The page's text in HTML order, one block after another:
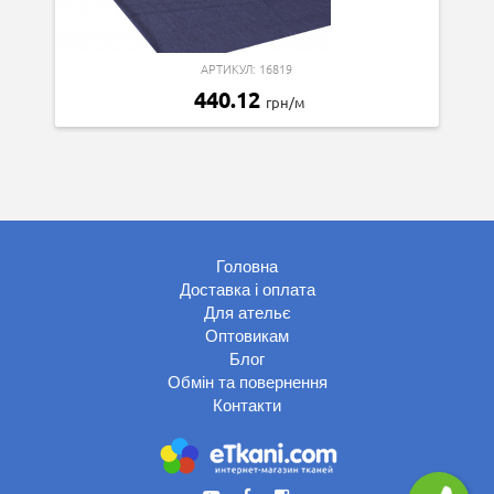
АРТИКУЛ: 16819
440.12 грн/м
Головна
Доставка і оплата
Для ательє
Оптовикам
Блог
Обмін та повернення
Контакти